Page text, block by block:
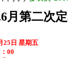
月第二次
25日 星期五
00